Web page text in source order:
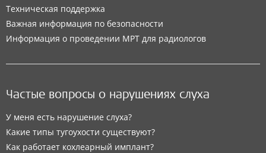
Техническая поддержка
Важная информация по безопасности
Информация о проведении МРТ для радиологов
Частые вопросы о нарушениях слуха
У меня есть нарушение слуха?
Какие типы тугоухости существуют?
Как работает кохлеарный имплант?